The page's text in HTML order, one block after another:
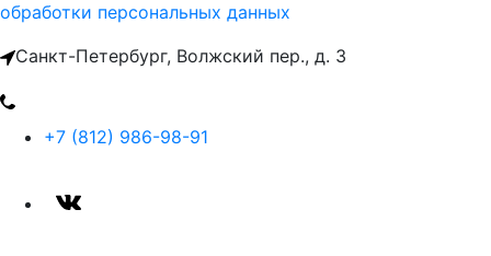
обработки персональных данных
Санкт-Петербург, Волжский пер., д. 3
+7 (812) 986-98-91